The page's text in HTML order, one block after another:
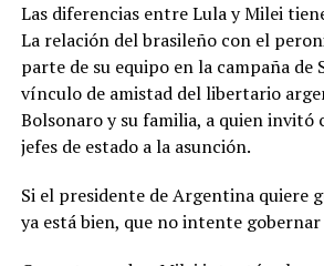
Las diferencias entre Lula y Milei
La relación del brasileño con el
parte de su equipo en la campaña de
vínculo de amistad del libertario
Bolsonaro y su familia, a quien invitó
jefes de estado a la asunción.
Si el presidente de Argentina quiere
ya está bien, que no intente